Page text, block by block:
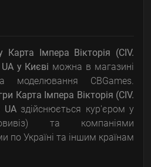
Карта Імпера Вікторія (CIV.
у Києві можна в магазині
моделювання CBGames.
Карта Імпера Вікторія (CIV.
UA здійснюється кур'єром у
та компаніями
по Україні та іншим країнам